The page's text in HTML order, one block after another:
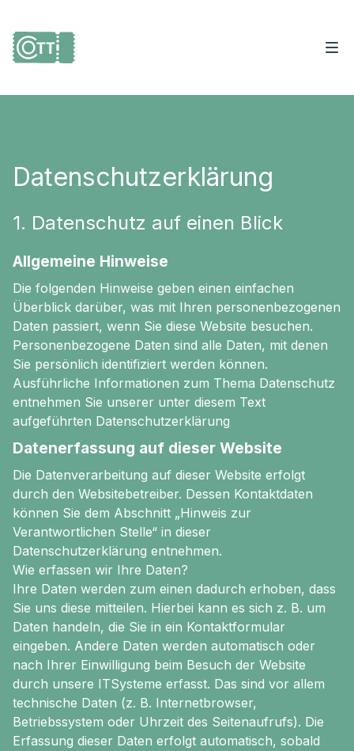
Datenschutzerklärung
1. Datenschutz auf einen Blick
Allgemeine Hinweise
Die folgenden Hinweise geben einen einfachen
Überblick darüber, was mit Ihren personenbezogenen
Daten passiert, wenn Sie diese Website besuchen.
Personenbezogene Daten sind alle Daten, mit denen
Sie persönlich identifiziert werden können.
Ausführliche Informationen zum Thema Datenschutz
entnehmen Sie unserer unter diesem Text
aufgeführten Datenschutzerklärung
Datenerfassung auf dieser Website
Die Datenverarbeitung auf dieser Website erfolgt
durch den Websitebetreiber. Dessen Kontaktdaten
können Sie dem Abschnitt „Hinweis zur
Verantwortlichen Stelle“ in dieser
Datenschutzerklärung entnehmen.
Wie erfassen wir Ihre Daten?
Ihre Daten werden zum einen dadurch erhoben, dass
Sie uns diese mitteilen. Hierbei kann es sich z. B. um
Daten handeln, die Sie in ein Kontaktformular
eingeben. Andere Daten werden automatisch oder
nach Ihrer Einwilligung beim Besuch der Website
durch unsere ITSysteme erfasst. Das sind vor allem
technische Daten (z. B. Internetbrowser,
Betriebssystem oder Uhrzeit des Seitenaufrufs). Die
Erfassung dieser Daten erfolgt automatisch, sobald